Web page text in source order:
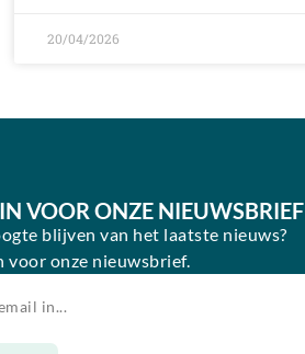
20/04/2026
VOOR ONZE NIEUWSBRIEF
blijven van het laatste nieuws?
voor onze nieuwsbrief.